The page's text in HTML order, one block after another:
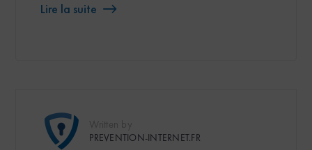
Lire la suite
PREVENTION-INTERNET.FR